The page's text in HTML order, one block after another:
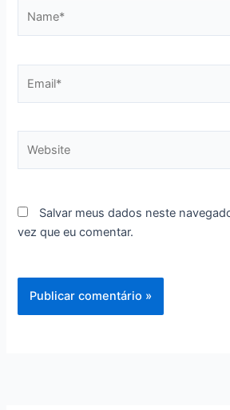
Salvar meus dados neste
vez que eu comentar.